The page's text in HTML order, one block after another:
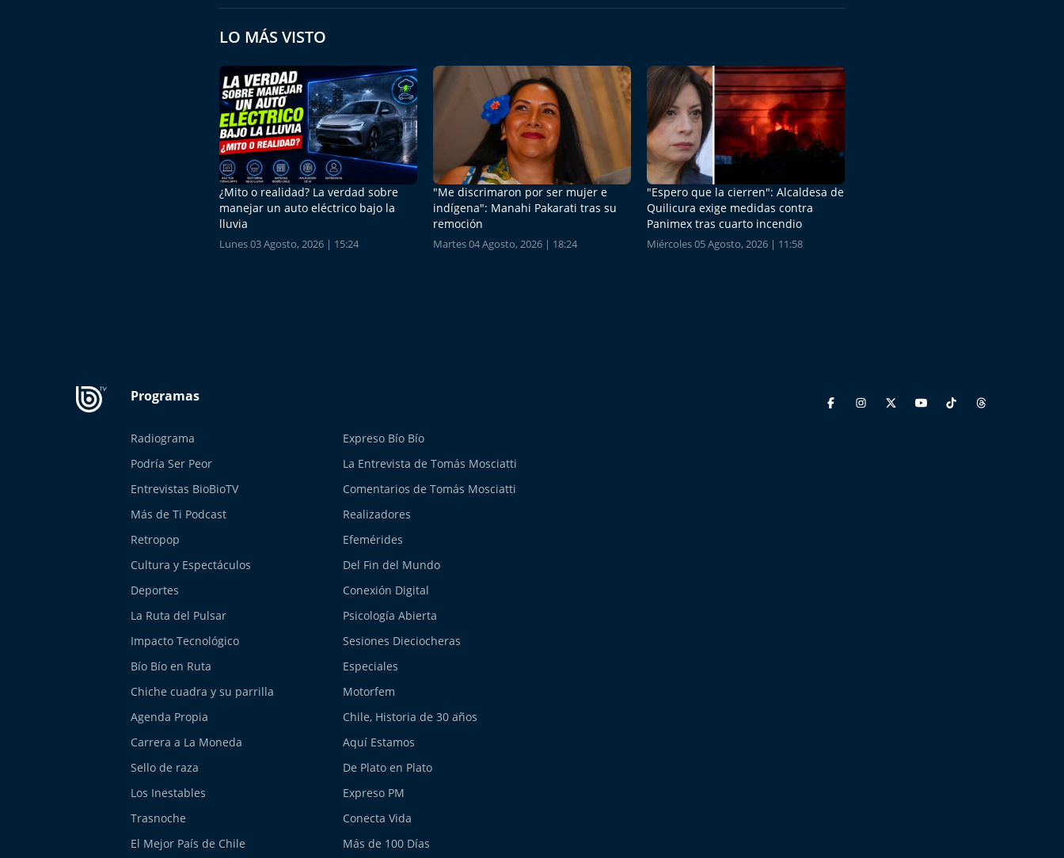
LO MÁS VISTO
¿Mito o realidad? La verdad sobre
manejar un auto eléctrico bajo la
lluvia
Lunes 03 Agosto, 2026 | 15:24
"Me discrimaron por ser mujer e
indígena": Manahi Pakarati tras su
remoción
Martes 04 Agosto, 2026 | 18:24
"Espero que la cierren": Alcaldesa de
Quilicura exige medidas contra
Panimex tras cuarto incendio
Miércoles 05 Agosto, 2026 | 11:58
Radiograma
Expreso Bío Bío
Podría Ser Peor
La Entrevista de Tomás Mosciatti
Entrevistas BioBioTV
Comentarios de Tomás Mosciatti
Más de Ti Podcast
Realizadores
Retropop
Efemérides
Cultura y Espectáculos
Del Fin del Mundo
Deportes
Conexión Digital
La Ruta del Pulsar
Psicología Abierta
Impacto Tecnológico
Sesiones Dieciocheras
Bío Bío en Ruta
Especiales
Chiche cuadra y su parrilla
Motorfem
Agenda Propia
Chile, Historia de 30 años
Carrera a La Moneda
Aquí Estamos
Sello de raza
De Plato en Plato
Los Inestables
Expreso PM
Trasnoche
Conecta Vida
El Mejor País de Chile
Más de 100 Días